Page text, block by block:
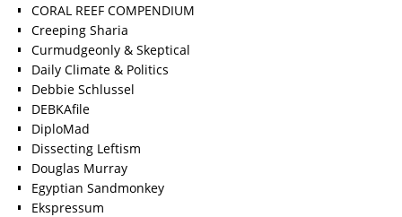
CORAL REEF COMPENDIUM
Creeping Sharia
Curmudgeonly & Skeptical
Daily Climate & Politics
Debbie Schlussel
DEBKAfile
DiploMad
Dissecting Leftism
Douglas Murray
Egyptian Sandmonkey
Ekspressum